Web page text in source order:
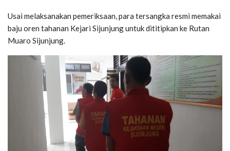
Usai melaksanakan pemeriksaan, para tersangka resmi memakai
baju oren tahanan Kejari Sijunjung untuk dititipkan ke Rutan
Muaro Sijunjung.